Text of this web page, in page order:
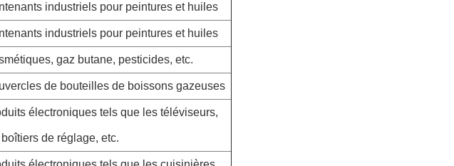
industriels pour peintures et huiles
industriels pour peintures et huiles
gaz butane, pesticides, etc.
de bouteilles de boissons gazeuses
électroniques tels que les téléviseurs,
boîtiers de réglage, etc.